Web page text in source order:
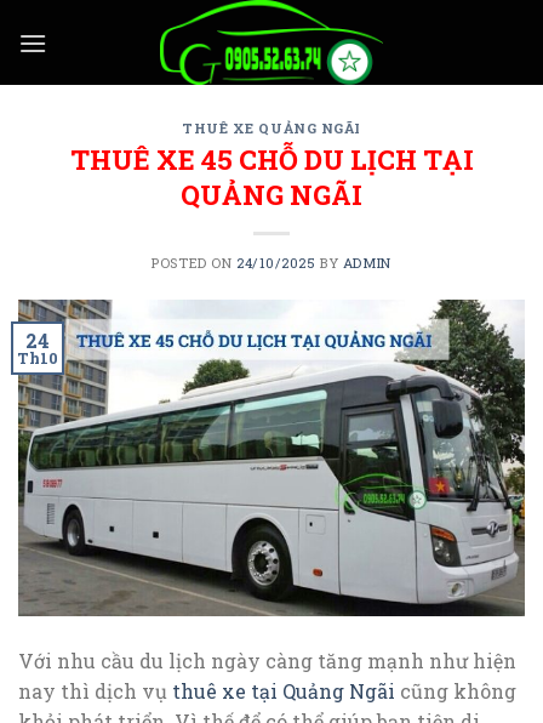
THUÊ XE QUẢNG NGÃI
THUÊ XE 45 CHỖ DU LỊCH TẠI
QUẢNG NGÃI
POSTED ON 24/10/2025 BY ADMIN
24
Th10
Với nhu cầu du lịch ngày càng tăng mạnh như hiện
nay thì dịch vụ thuê xe tại Quảng Ngãi cũng không